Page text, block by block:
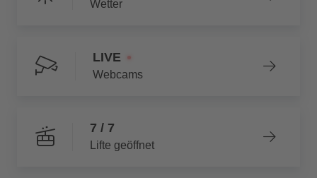
Wetter
LIVE
Webcams
7 / 7
Lifte geöffnet